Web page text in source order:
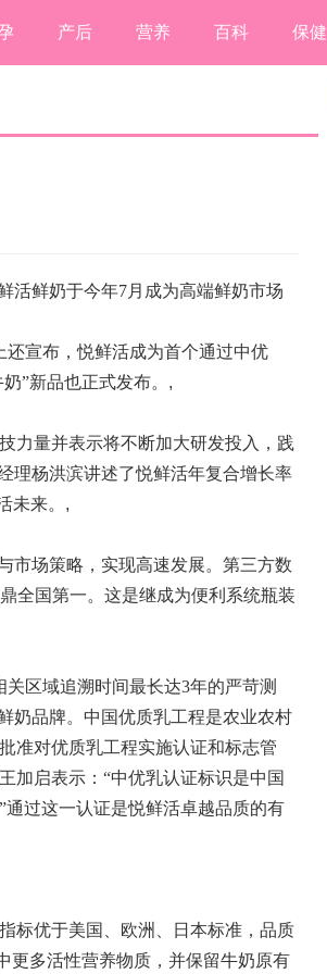
产后 营养 百科 保健
活鲜奶于今年7月成为高端鲜奶市场
宣布，悦鲜活成为首个通过中优
”新品也正式发布。 ,
力量并表示将不断加大研发投入，践
理杨洪滨讲述了悦鲜活年复合增长率
未来。 ,
市场策略，实现高速发展。第三方数
全国第一。这是继成为便利系统瓶装
区域追溯时间最长达3年的严苛测
奶品牌。中国优质乳工程是农业农村
准对优质乳工程实施认证和标志管
加启表示：“中优乳认证标识是中国
过这一认证是悦鲜活卓越品质的有
标优于美国、欧洲、日本标准，品质
更多活性营养物质，并保留牛奶原有